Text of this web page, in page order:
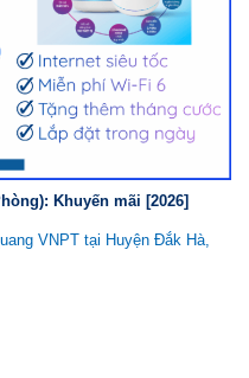
Khuyến mãi [2026]
VNPT tại Huyện Đắk Hà,